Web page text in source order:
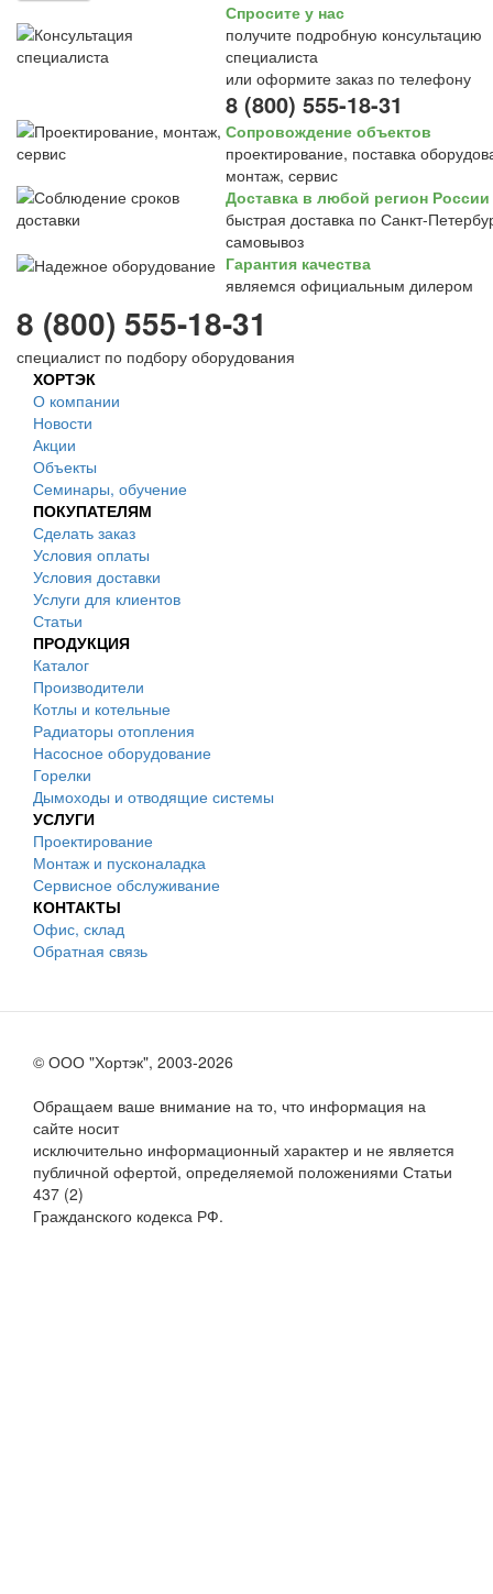
Спросите у нас
получите подробную консультацию
специалиста
или оформите заказ по телефону
8 (800) 555-18-31
Сопровождение объектов
проектирование, поставка
монтаж, сервис
Доставка в любой регион России
быстрая доставка по Санкт-
самовывоз
Гарантия качества
являемся официальным дилером
8 (800) 555-18-31
специалист по подбору оборудования
ХОРТЭК
О компании
Новости
Акции
Объекты
Семинары, обучение
ПОКУПАТЕЛЯМ
Сделать заказ
Условия оплаты
Условия доставки
Услуги для клиентов
Статьи
ПРОДУКЦИЯ
Каталог
Производители
Котлы и котельные
Радиаторы отопления
Насосное оборудование
Горелки
Дымоходы и отводящие системы
УСЛУГИ
Проектирование
Монтаж и пусконаладка
Сервисное обслуживание
КОНТАКТЫ
Офис, склад
Обратная связь
© ООО "Хортэк", 2003-2026
Обращаем ваше внимание на то, что информация на
сайте носит
исключительно информационный характер и не является
публичной офертой, определяемой положениями Статьи
437 (2)
Гражданского кодекса РФ.